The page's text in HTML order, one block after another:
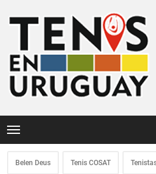
Belen Deus Tenis COSAT